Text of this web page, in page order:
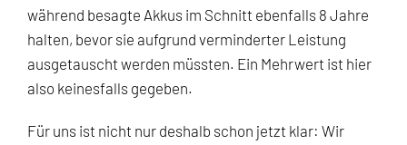
während besagte Akkus im Schnitt ebenfalls 8 Jahre
halten, bevor sie aufgrund verminderter Leistung
ausgetauscht werden müssten. Ein Mehrwert ist hier
also keinesfalls gegeben.
Für uns ist nicht nur deshalb schon jetzt klar: Wir